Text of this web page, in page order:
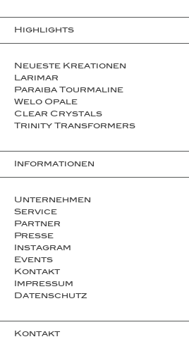
Highlights
Neueste Kreationen
Larimar
Paraiba Tourmaline
Welo Opale
Clear Crystals
Trinity Transformers
Informationen
Unternehmen
Service
Partner
Presse
Instagram
Events
Kontakt
Impressum
Datenschutz
Kontakt